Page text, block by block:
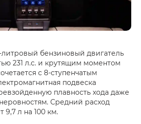
бензиновый двигатель
231 л.с. и крутящим моментом
с 8-ступенчатым
подвеска
плавность хода даже
Средний расход
9,7 л на 100 км.